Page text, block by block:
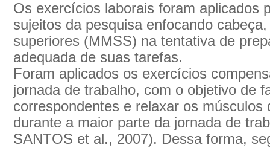
Os exercícios laborais foram aplicados
sujeitos da pesquisa enfocando
superiores (MMSS) na tentativa de
adequada de suas tarefas.
Foram aplicados os exercícios
jornada de trabalho, com o objetivo de
correspondentes e relaxar os músculos
durante a maior parte da jornada de
SANTOS et al., 2007). Dessa forma,